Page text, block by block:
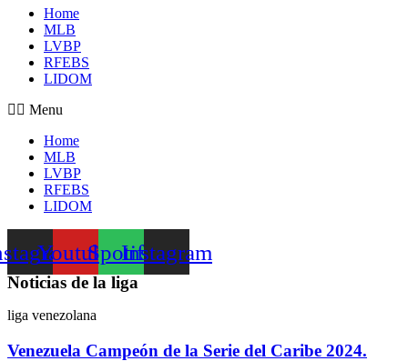
Home
MLB
LVBP
RFEBS
LIDOM
Menu
Home
MLB
LVBP
RFEBS
LIDOM
YoutubeSpotifyInstagram
Noticias de la liga
liga venezolana
Venezuela Campeón de la Serie del Caribe 2024.